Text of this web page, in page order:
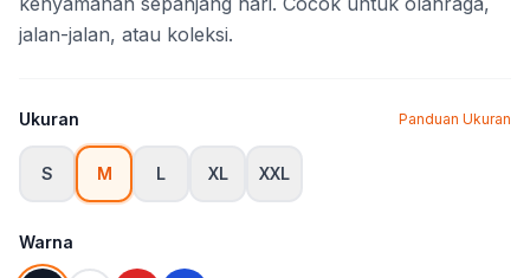
jalan-jalan, atau koleksi.
Ukuran Panduan Ukuran
S M L XL XXL
Warna